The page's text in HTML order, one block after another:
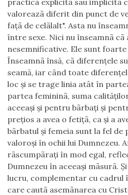
practicã explicitã sau implicitã
valoreazã diferit din punct de
faţã de celãlalt". Asta nu
între sexe. Nici nu înseamnã
nesemnificative. Ele sunt
Înseamnã însă, cã diferenţele
seamă, iar când toate
loc şi se trage linia atât în
partea femininã, suma
aceeaşi şi pentru bãrbaţi şi
preţios a avea o fetiţã, ca şi a
bãrbatul şi femeia sunt la fel de
valoroşi în ochii lui Dumnezeu.
rãscumpãraţi în mod egal,
Dumnezeu în aceeaşi mãsurã.
lucru, complementar cu cadrul
care cautã asemãnarea cu